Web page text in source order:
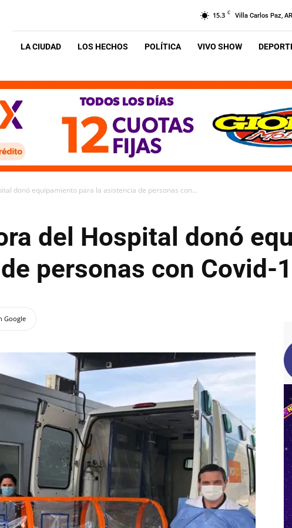
15.3 C Villa Carlos Paz, AR
LA CIUDAD LOS HECHOS POLÍTICA VIVO SHOW
donó equipamiento para la asistencia de personas con...
del Hospital donó
personas con Covid-
Google